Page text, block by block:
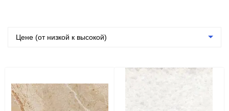
Цене (от низкой к высокой)